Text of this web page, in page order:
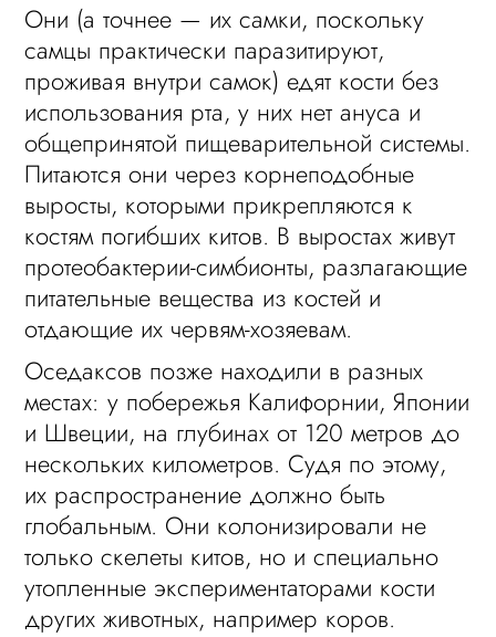
Они (а точнее — их самки, поскольку
самцы практически паразитируют,
проживая внутри самок) едят кости без
использования рта, у них нет ануса и
общепринятой пищеварительной системы.
Питаются они через корнеподобные
выросты, которыми прикрепляются к
костям погибших китов. В выростах живут
протеобактерии-симбионты, разлагающие
питательные вещества из костей и
отдающие их червям-хозяевам.
Оседаксов позже находили в разных
местах: у побережья Калифорнии, Японии
и Швеции, на глубинах от 120 метров до
нескольких километров. Судя по этому,
их распространение должно быть
глобальным. Они колонизировали не
только скелеты китов, но и специально
утопленные экспериментаторами кости
других животных, например коров.